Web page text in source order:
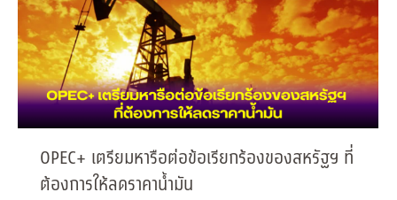
OPEC+ เตรียมหารือต่อข้อเรียกร้องของสหรัฐฯ ที่
ต้องการให้ลดราคาน้ำมัน